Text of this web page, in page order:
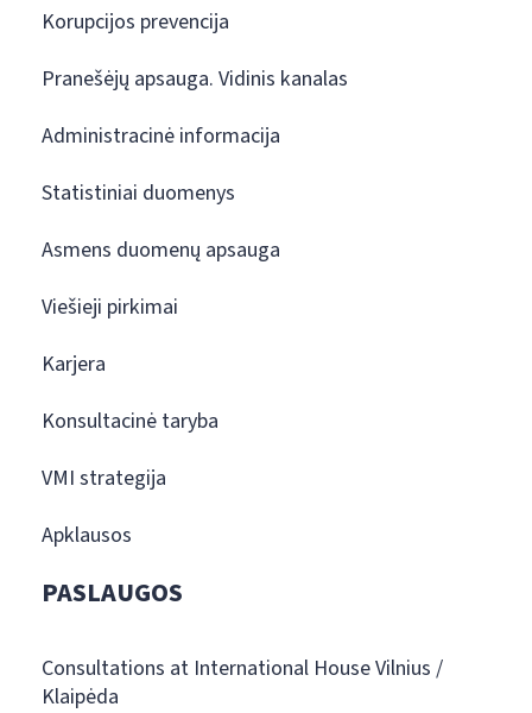
Korupcijos prevencija
Pranešėjų apsauga. Vidinis kanalas
Administracinė informacija
Statistiniai duomenys
Asmens duomenų apsauga
Viešieji pirkimai
Karjera
Konsultacinė taryba
VMI strategija
Apklausos
PASLAUGOS
Consultations at International House Vilnius /
Klaipėda